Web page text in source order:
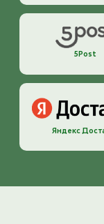
5Post
Яндекс